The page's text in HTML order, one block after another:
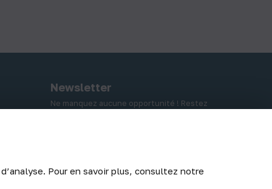
Pour en savoir plus, consultez notre
Newsletter
Ne manquez aucune opportunité ! Restez
Abonnez-vous